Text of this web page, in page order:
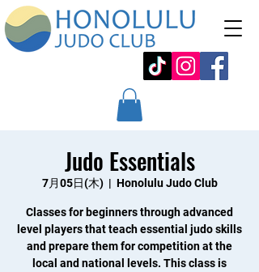
Judo Essentials
7月05日(木)
  |
Honolulu Judo Club
Classes for beginners through advanced
level players that teach essential judo skills
and prepare them for competition at the
local and national levels. This class is